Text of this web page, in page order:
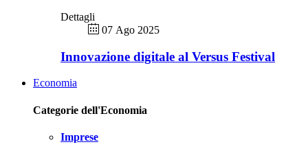
Dettagli
07 Ago 2025
Innovazione digitale al Versus Festival
Economia
Categorie dell'Economia
Imprese